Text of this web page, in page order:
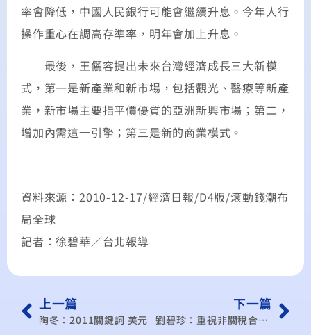
率會降低，中國人民銀行可能會繼續升息。今年人行
操作重心在調高存準率，明年會加上升息。
最後，王儷容提出未來台灣經濟成長三大新模
式，第一是新產業和新市場，包括觀光、醫療等新產
業，新市場主要指平價優質的亞洲新興市場；第二，
增加內需這一引擎；第三是新的商業模式。
資料來源：2010-12-17/經濟日報/D4版/滾動錢潮布
局全球
記者：徐碧華／台北報導
上一篇
陶冬：2011關鍵詞 美元
下一篇
劉碧珍：重視非關稅合作 與星洽簽經濟夥伴協議 可善用當地產業優勢 盼帶來骨牌效應